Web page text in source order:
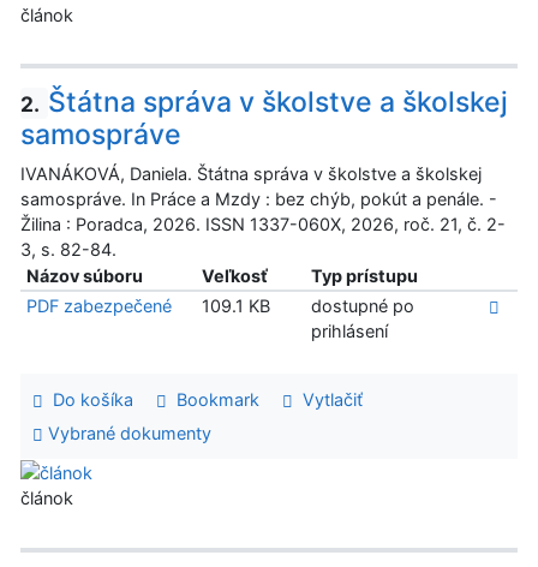
článok
2. Štátna správa v školstve a školskej
samospráve
IVANÁKOVÁ, Daniela. Štátna správa v školstve a školskej
samospráve. In Práce a Mzdy : bez chýb, pokút a penále. -
Žilina : Poradca, 2026. ISSN 1337-060X, 2026, roč. 21, č. 2-
3, s. 82-84.
Názov súboru
Veľkosť
Typ prístupu
PDF zabezpečené
109.1 KB
dostupné po
prihlásení
Do košíka Bookmark
Vytlačiť
Vybrané dokumenty
článok